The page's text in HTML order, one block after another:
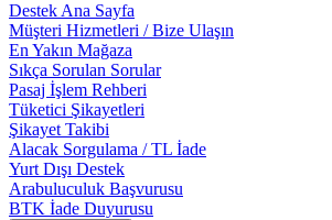
Destek Ana Sayfa
Müşteri Hizmetleri / Bize Ulaşın
En Yakın Mağaza
Sıkça Sorulan Sorular
Pasaj İşlem Rehberi
Tüketici Şikayetleri
Şikayet Takibi
Alacak Sorgulama / TL İade
Yurt Dışı Destek
Arabuluculuk Başvurusu
BTK İade Duyurusu